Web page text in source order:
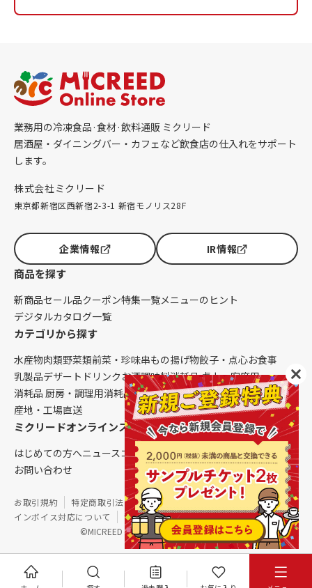
業務用の冷凍食品·食材·飲料通販 ミクリード
居酒屋・ダイニングバー・カフェなど飲食店の仕入れをサポート
します。
株式会社ミクリード
東京都新宿区西新宿2-3-1 新宿モノリス28F
企業情報 IR情報
商品を探す
新商品セール品クーポン特集一覧メニューのヒント
デジタルカタログ一覧
カテゴリから探す
水産物肉類野菜類前菜・珍味串もの揚げ物餃子・点心お食事
乳製品デザート ドリンク お酒調味料消耗品 卓上・客席用
消耗品 厨房・調理用消耗品 クレンリネス生鮮品（配送便限定）
産地・工場直送
ミクリードオンラインストアについて
はじめての方へニュースコラムご利用ガイド会社概要
お問い合わせ
©MICREED CO.,LTD. All Rights Reserved.
お取引規約 特定商取引法に基づく表記
個人情報保護方針
インボイス対応について
サイトマップ